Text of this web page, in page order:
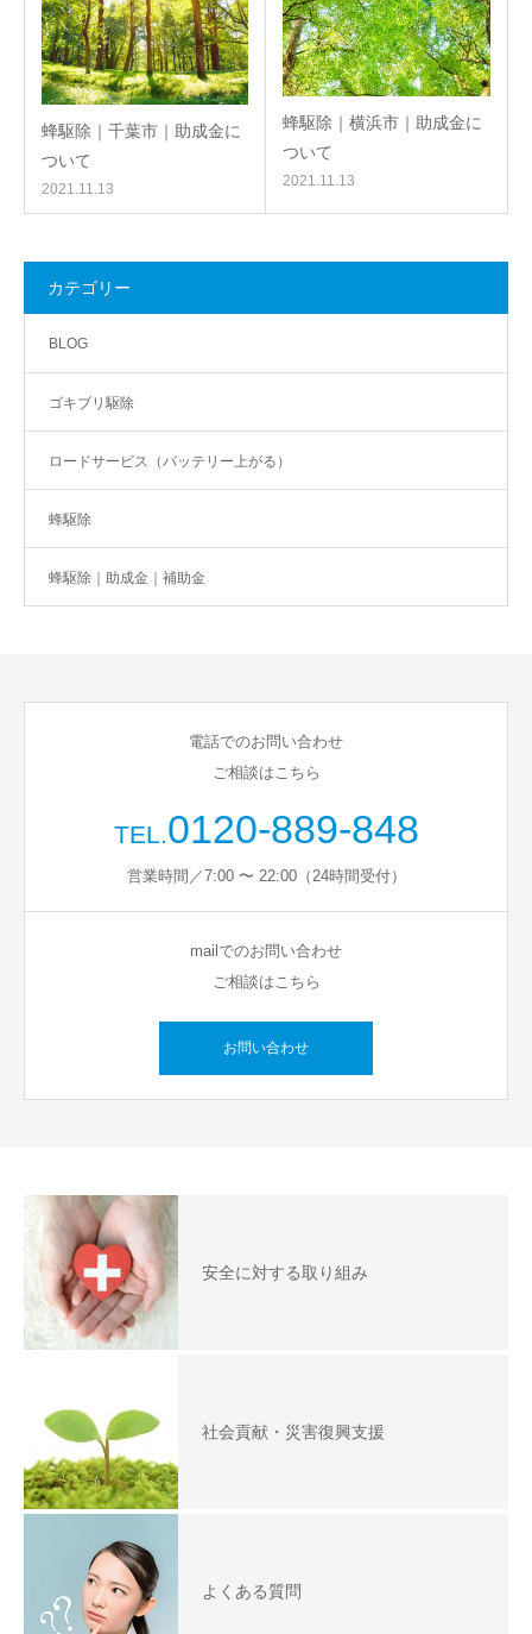
蜂駆除｜千葉市｜助成金に
ついて
2021.11.13
蜂駆除｜横浜市｜助成金に
ついて
2021.11.13
カテゴリー
BLOG
ゴキブリ駆除
ロードサービス（バッテリー上がる）
蜂駆除
蜂駆除｜助成金｜補助金
電話でのお問い合わせ
ご相談はこちら
TEL.0120-889-848
営業時間／7:00 〜 22:00（24時間受付）
mailでのお問い合わせ
ご相談はこちら
お問い合わせ
安全に対する取り組み
社会貢献・災害復興支援
よくある質問